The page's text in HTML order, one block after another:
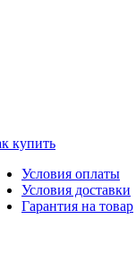
купить
Условия оплаты
Условия доставки
Гарантия на товар